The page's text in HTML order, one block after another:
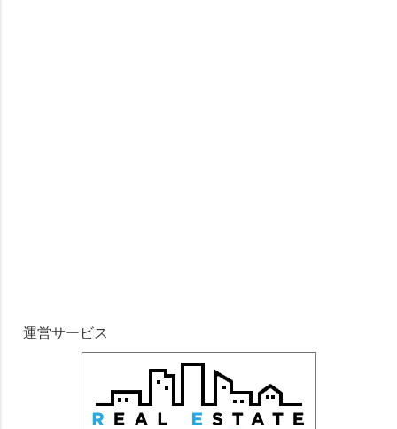
運営サービス